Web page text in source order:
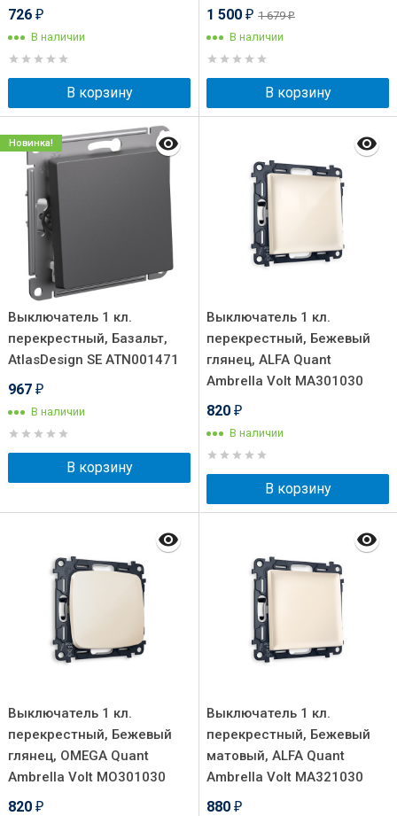
726 ₽
В наличии
В корзину
1 500 ₽ 1 679₽
В наличии
В корзину
Выключатель 1 кл.
перекрестный, Базальт,
AtlasDesign SE ATN001471
967 ₽
В наличии
В корзину
Новинка!
Выключатель 1 кл.
перекрестный, Бежевый
глянец, ALFA Quant
Ambrella Volt MA301030
820 ₽
В наличии
В корзину
Выключатель 1 кл.
перекрестный, Бежевый
глянец, OMEGA Quant
Ambrella Volt MO301030
820 ₽
Выключатель 1 кл.
перекрестный, Бежевый
матовый, ALFA Quant
Ambrella Volt MA321030
880 ₽